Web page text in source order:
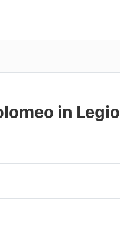
in Legio